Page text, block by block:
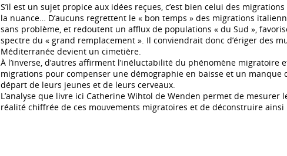
S’il est un sujet propice aux idées reçues, c’est bien celui des
la nuance… D’aucuns regrettent le « bon temps » des migrations
sans problème, et redoutent un afflux de populations « du Sud »,
spectre du « grand remplacement ». Il conviendrait donc d’ériger des
Méditerranée devient un cimetière.
À l’inverse, d’autres affirment l’inéluctabilité du phénomène
migrations pour compenser une démographie en baisse et un manque
départ de leurs jeunes et de leurs cerveaux.
L’analyse que livre ici Catherine Wihtol de Wenden permet de
réalité chiffrée de ces mouvements migratoires et de déconstruire ainsi